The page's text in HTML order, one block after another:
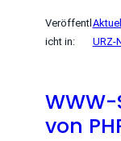
Veröffentl
icht in:
URZ-
von